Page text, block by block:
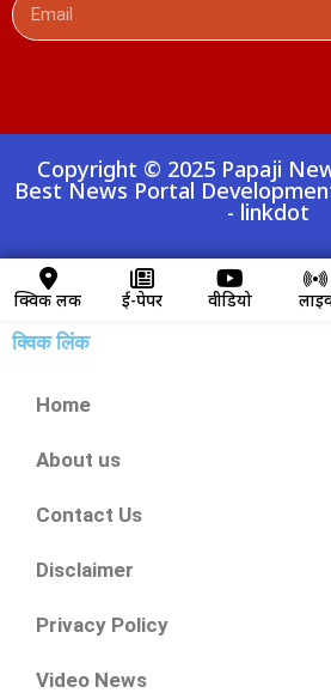
Copyright © 2025 Papaji
Best News Portal
- linkdot
क्विक लिंक ई-पेपर वीडियो
क्विक लिंक
Home
About us
Contact Us
Disclaimer
Privacy Policy
Video News